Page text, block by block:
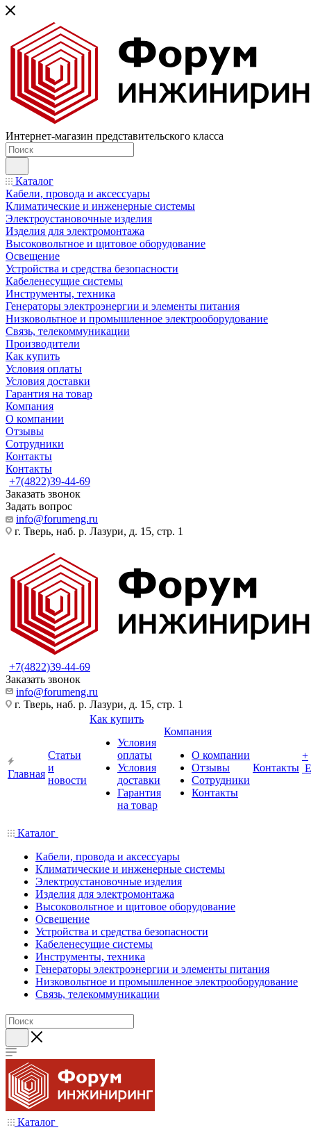
Интернет-магазин представительского класса
Каталог
Кабели, провода и аксессуары
Климатические и инженерные системы
Электроустановочные изделия
Изделия для электромонтажа
Высоковольтное и щитовое оборудование
Освещение
Устройства и средства безопасности
Кабеленесущие системы
Инструменты, техника
Генераторы электроэнергии и элементы питания
Низковольтное и промышленное электрооборудование
Связь, телекоммуникации
Производители
Как купить
Условия оплаты
Условия доставки
Гарантия на товар
Компания
О компании
Отзывы
Сотрудники
Контакты
Контакты
+7(4822)39-44-69
Заказать звонок
Задать вопрос
info@forumeng.ru
г. Тверь, наб. р. Лазури, д. 15, стр. 1
+7(4822)39-44-69
Заказать звонок
info@forumeng.ru
г. Тверь, наб. р. Лазури, д. 15, стр. 1
Главная
Статьи
и
новости
Как купить
Условия
оплаты
Условия
доставки
Гарантия
на товар
Компания
О компании
Отзывы
Сотрудники
Контакты
Контакты
+
Каталог
Кабели, провода и аксессуары
Климатические и инженерные системы
Электроустановочные изделия
Изделия для электромонтажа
Высоковольтное и щитовое оборудование
Освещение
Устройства и средства безопасности
Кабеленесущие системы
Инструменты, техника
Генераторы электроэнергии и элементы питания
Низковольтное и промышленное электрооборудование
Связь, телекоммуникации
Каталог